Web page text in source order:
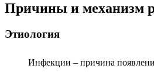
Причины и механизм
Этиология
Инфекции – причина